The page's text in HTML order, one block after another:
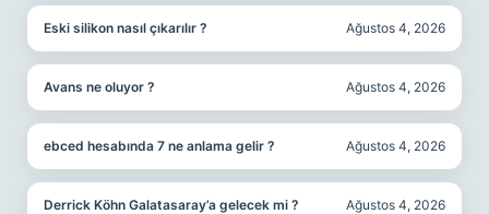
Eski silikon nasıl çıkarılır ? Ağustos 4, 2026
Avans ne oluyor ? Ağustos 4, 2026
ebced hesabında 7 ne anlama gelir ? Ağustos 4, 2026
Derrick Köhn Galatasaray’a gelecek mi ? Ağustos 4, 2026